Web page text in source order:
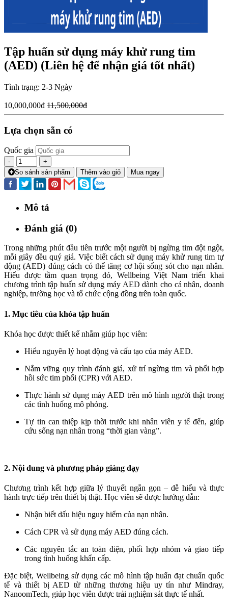
Tập huấn sử dụng máy khử rung tim
(AED) (Liên hệ để nhận giá tốt nhất)
Tình trạng: 2-3 Ngày
10,000,000đ 11,500,000đ
Lựa chọn sẵn có
Quốc gia
-
+
So sánh sản phẩm
Thêm vào giỏ Mua ngay
Mô tả
Đánh giá (0)
Trong những phút đầu tiên trước một người bị ngừng tim đột ngột,
mỗi giây đều quý giá. Việc biết cách sử dụng máy khử rung tim tự
động (AED) đúng cách có thể tăng cơ hội sống sót cho nạn nhân.
Hiểu được tầm quan trọng đó, Wellbeing Việt Nam triển khai
chương trình tập huấn sử dụng máy AED dành cho cá nhân, doanh
nghiệp, trường học và tổ chức cộng đồng trên toàn quốc.
1. Mục tiêu của khóa tập huấn
Khóa học được thiết kế nhằm giúp học viên:
Hiểu nguyên lý hoạt động và cấu tạo của máy AED.
Nắm vững quy trình đánh giá, xử trí ngừng tim và phối hợp
hồi sức tim phổi (CPR) với AED.
Thực hành sử dụng máy AED trên mô hình người thật trong
các tình huống mô phỏng.
Tự tin can thiệp kịp thời trước khi nhân viên y tế đến, giúp
cứu sống nạn nhân trong “thời gian vàng”.
2. Nội dung và phương pháp giảng dạy
Chương trình kết hợp giữa lý thuyết ngắn gọn – dễ hiểu và thực
hành trực tiếp trên thiết bị thật. Học viên sẽ được hướng dẫn:
Nhận biết dấu hiệu nguy hiểm của nạn nhân.
Cách CPR và sử dụng máy AED đúng cách.
Các nguyên tắc an toàn điện, phối hợp nhóm và giao tiếp
trong tình huống khẩn cấp.
Đặc biệt, Wellbeing sử dụng các mô hình tập huấn đạt chuẩn quốc
tế và thiết bị AED từ những thương hiệu uy tín như Mindray,
NanoomTech, giúp học viên được trải nghiệm sát thực tế nhất.